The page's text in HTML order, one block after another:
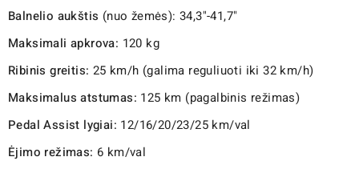
Balnelio aukštis (nuo žemės): 34,3"-41,7"
Maksimali apkrova: 120 kg
Ribinis greitis: 25 km/h (galima reguliuoti iki 32 km/h)
Maksimalus atstumas: 125 km (pagalbinis režimas)
Pedal Assist lygiai: 12/16/20/23/25 km/val
Ėjimo režimas: 6 km/val